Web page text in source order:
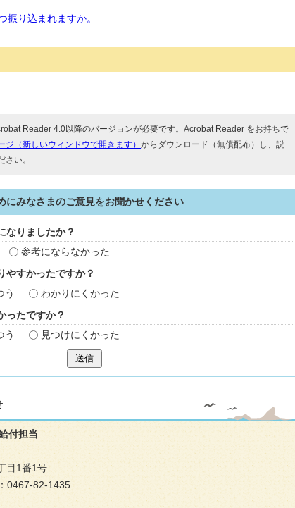
振り込まれますか。
Reader 4.0以降のバージョンが必要です。Acrobat Reader をお持ちで
ジ（新しいウィンドウで開きます）からダウンロード（無償配布）し、説
い。
にみなさまのご意見をお聞かせください
なりましたか？
参考にならなかった
やすかったですか？
う わかりにくかった
ったですか？
う 見つけにくかった
送信
付担当
目1番1号
0467-82-1435